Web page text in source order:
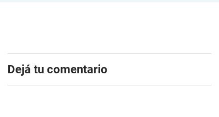
Dejá tu comentario